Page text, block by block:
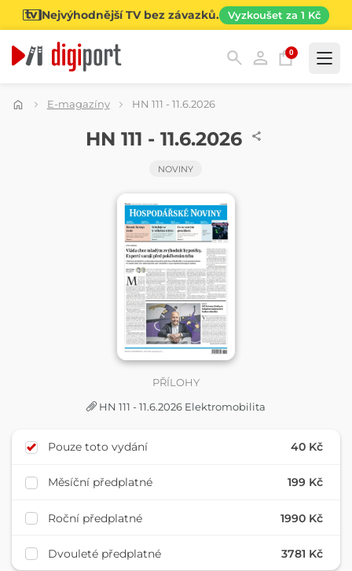
Nejvýhodnější TV bez závazků. Vyzkoušet za 1 Kč
0
Kategorie
E-magazíny HN 111 - 11.6.2026
PŘÍLOHY
HN 111 - 11.6.2026 Elektromobilita
HN 111 - 11.6.2026
NOVINY
Pouze toto vydání 40 Kč
Měsíční předplatné 199 Kč
Roční předplatné 1990 Kč
Dvouleté předplatné 3781 Kč